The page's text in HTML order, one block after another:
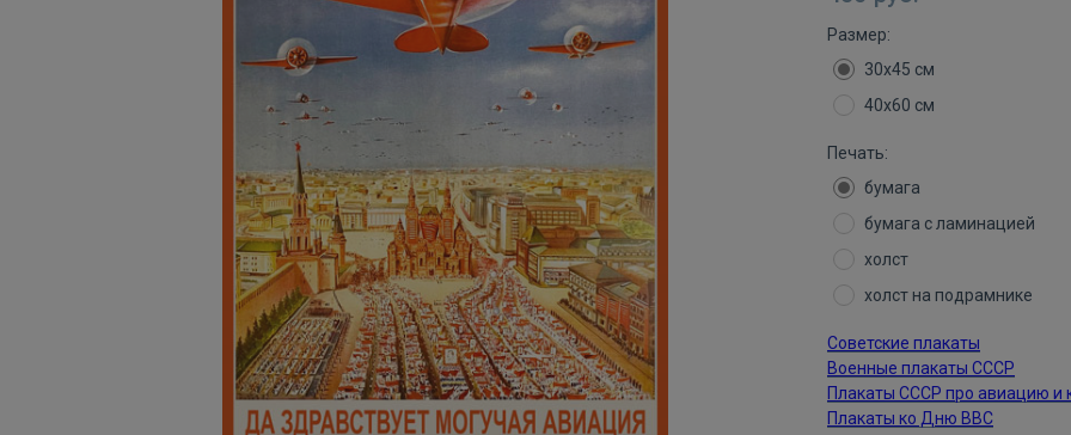
Размер:
30х45 см
40х60 см
Печать:
бумага
бумага с ламинацией
холст
холст на подрамнике
Советские плакаты
Военные плакаты СССР
Плакаты СССР про авиацию и
Плакаты ко Дню ВВС